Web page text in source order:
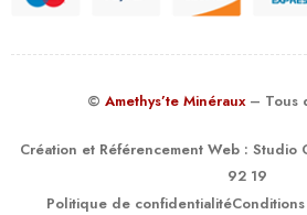
© Amethys’te Minéraux – Tous
Création et Référencement Web : Studio
92 19
Politique de confidentialité